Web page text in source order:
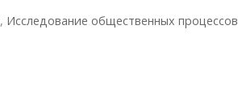
, Исследование общественных процессов